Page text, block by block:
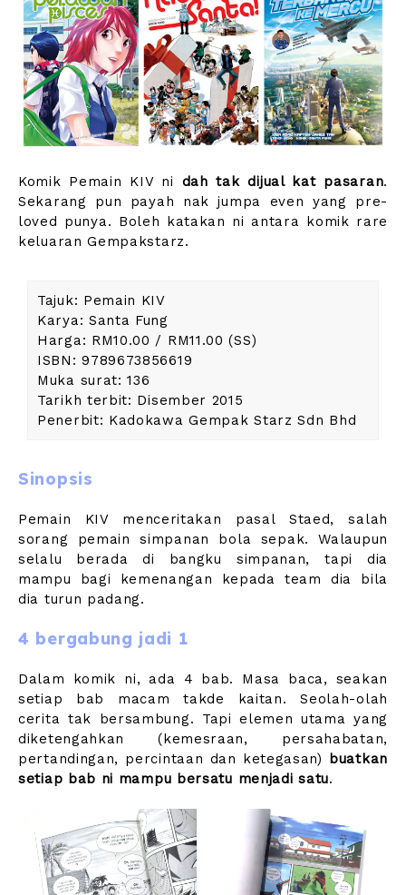
Komik Pemain KIV ni dah tak dijual kat pasaran.
Sekarang pun payah nak jumpa even yang pre-
loved punya. Boleh katakan ni antara komik rare
keluaran Gempakstarz.
Tajuk: Pemain KIV
Karya: Santa Fung
Harga: RM10.00 / RM11.00 (SS)
ISBN: 9789673856619
Muka surat: 136
Tarikh terbit: Disember 2015
Penerbit: Kadokawa Gempak Starz Sdn Bhd
Sinopsis
Pemain KIV menceritakan pasal Staed, salah
sorang pemain simpanan bola sepak. Walaupun
selalu berada di bangku simpanan, tapi dia
mampu bagi kemenangan kepada team dia bila
dia turun padang.
4 bergabung jadi 1
Dalam komik ni, ada 4 bab. Masa baca, seakan
setiap bab macam takde kaitan. Seolah-olah
cerita tak bersambung. Tapi elemen utama yang
diketengahkan (kemesraan, persahabatan,
pertandingan, percintaan dan ketegasan)
buatkan
setiap bab ni mampu bersatu menjadi satu.